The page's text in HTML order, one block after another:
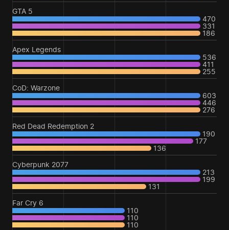
GTA 5
470
331
186
Apex Legends
536
411
255
CoD: Warzone
603
446
276
Red Dead Redemption 2
190
177
136
Cyberpunk 2077
213
199
131
Far Cry 6
110
110
110